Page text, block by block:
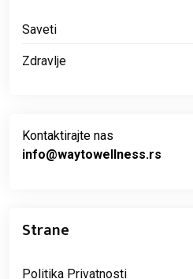
Saveti
Zdravlje
Kontaktirajte nas
info@waytowellness.rs
Strane
Politika Privatnosti